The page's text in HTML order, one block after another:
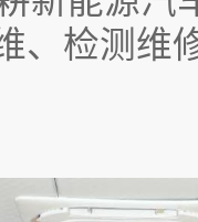
、检测维